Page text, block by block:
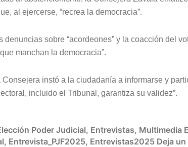
al ejercerse, “recrea la democracia”.
denuncias sobre “acordeones” y la coacción del
manchan la democracia”.
Consejera instó a la ciudadanía a informarse y
incluido el Tribunal, garantiza su validez”.
Poder Judicial, Entrevistas, Multimedia
, Entrevista_PJF2025, Entrevistas2025 Deja